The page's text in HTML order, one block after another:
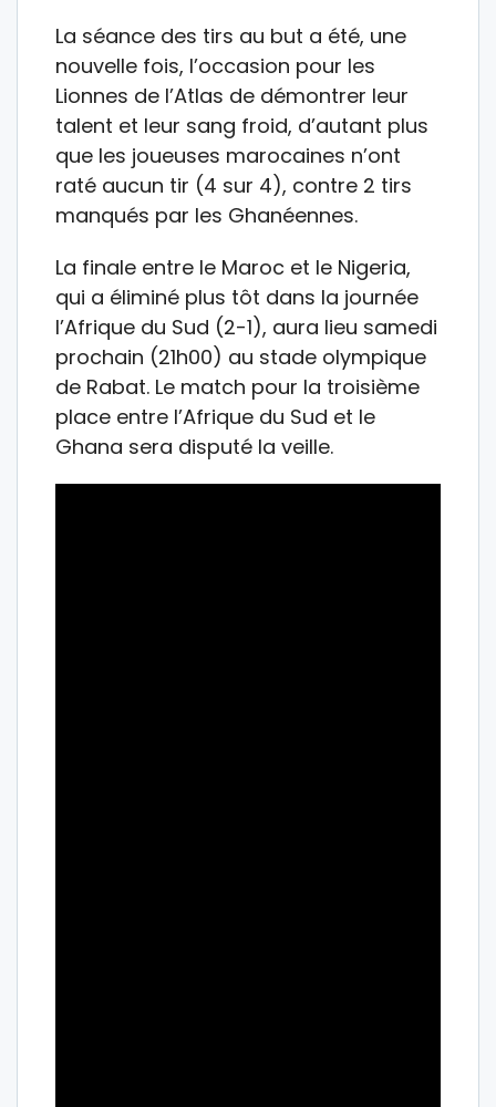
La séance des tirs au but a été, une
nouvelle fois, l’occasion pour les
Lionnes de l’Atlas de démontrer leur
talent et leur sang froid, d’autant plus
que les joueuses marocaines n’ont
raté aucun tir (4 sur 4), contre 2 tirs
manqués par les Ghanéennes.
La finale entre le Maroc et le Nigeria,
qui a éliminé plus tôt dans la journée
l’Afrique du Sud (2-1), aura lieu samedi
prochain (21h00) au stade olympique
de Rabat. Le match pour la troisième
place entre l’Afrique du Sud et le
Ghana sera disputé la veille.